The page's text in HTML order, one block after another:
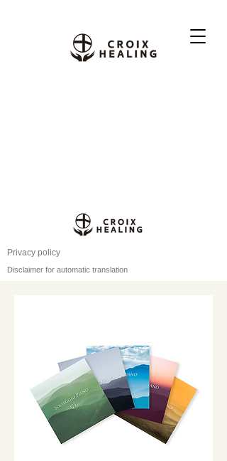
Privacy policy
Disclaimer for automatic translation